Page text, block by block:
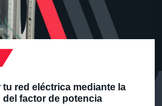
red eléctrica mediante la
factor de potencia